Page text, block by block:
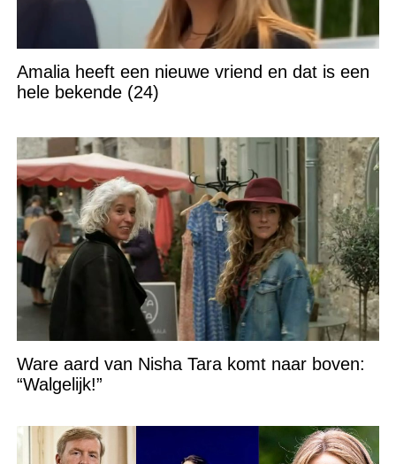
Amalia heeft een nieuwe vriend en dat is een
hele bekende (24)
Ware aard van Nisha Tara komt naar boven:
“Walgelijk!”